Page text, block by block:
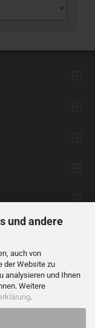
und andere
auch von
der Website zu
analysieren und Ihnen
Weitere
.